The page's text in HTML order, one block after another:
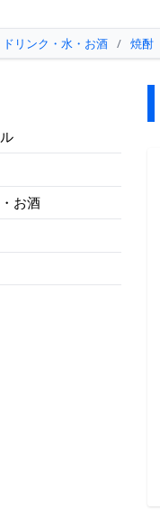
ドリンク・水・お酒 / 焼酎
お酒